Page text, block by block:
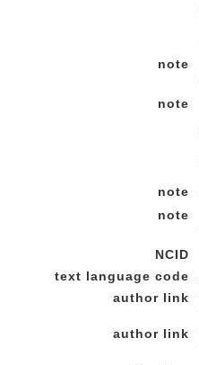
note
note
note
note
NCID
text language code
author link
author link